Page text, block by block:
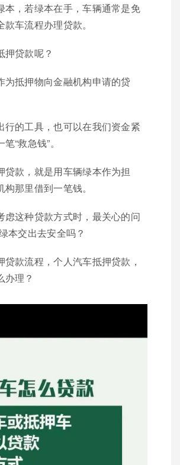
本，若绿本在手，车辆通常是免
车流程办理贷款。
押贷款呢？
为抵押物向金融机构申请的贷
行的工具，也可以在我们资金紧
“救急钱”。
贷款，就是用车辆绿本作为担
那里借到一笔钱。
虑这种贷款方式时，最关心的问
本交出去安全吗？
贷款流程，个人汽车抵押贷款，
办理？